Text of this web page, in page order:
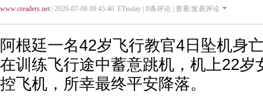
www.creaders.net| 2026-07-08 09:45:40 ETtoday | 0条评论 | 查看/发表评论
阿根廷一名42岁飞行教官4日坠机身
在训练飞行途中蓄意跳机，机上22岁
控飞机，所幸最终平安降落。